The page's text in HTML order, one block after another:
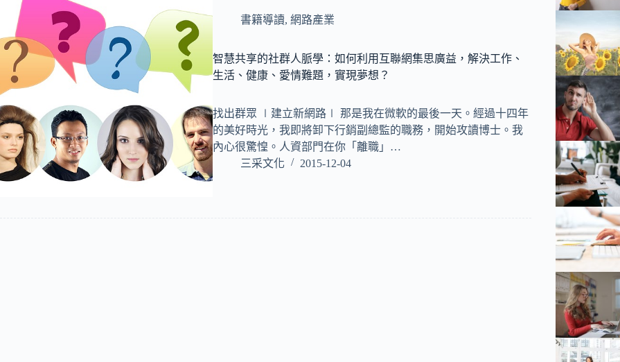
書籍導讀, 網路產業
智慧共享的社群人脈學：如何利用互聯網集思廣益，解決工作、
生活、健康、愛情難題，實現夢想？
找出群眾 ∣建立新網路∣ 那是我在微軟的最後一天。經過十四年
的美好時光，我即將卸下行銷副總監的職務，開始攻讀博士。我
內心很驚惶。人資部門在你「離職」…
三采文化
2015-12-04